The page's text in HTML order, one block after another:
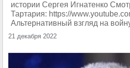
истории Сергея Игнатенко
Тартария: https://
Альтернативный взгляд на
21 декабря 2022